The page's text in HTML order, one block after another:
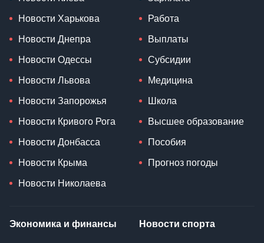
Новости Харькова
Новости Днепра
Новости Одессы
Новости Львова
Новости Запорожья
Новости Кривого Рога
Новости Донбасса
Новости Крыма
Новости Николаева
Работа
Выплаты
Субсидии
Медицина
Школа
Высшее образование
Пособия
Прогноз погоды
Экономика и финансы Новости спорта